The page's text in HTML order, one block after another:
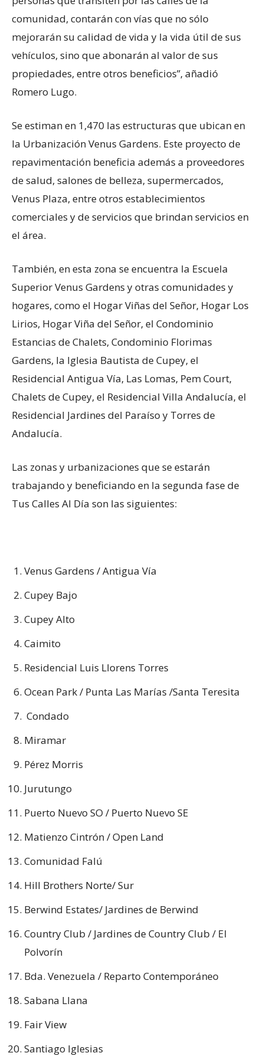
comunidad, contarán con vías que no sólo
mejorarán su calidad de vida y la vida útil de sus
vehículos, sino que abonarán al valor de sus
propiedades, entre otros beneficios”, añadió
Romero Lugo.
Se estiman en 1,470 las estructuras que ubican en
la Urbanización Venus Gardens. Este proyecto de
repavimentación beneficia además a proveedores
de salud, salones de belleza, supermercados,
Venus Plaza, entre otros establecimientos
comerciales y de servicios que brindan servicios en
el área.
También, en esta zona se encuentra la Escuela
Superior Venus Gardens y otras comunidades y
hogares, como el Hogar Viñas del Señor, Hogar Los
Lirios, Hogar Viña del Señor, el Condominio
Estancias de Chalets, Condominio Florimas
Gardens, la Iglesia Bautista de Cupey, el
Residencial Antigua Vía, Las Lomas, Pem Court,
Chalets de Cupey, el Residencial Villa Andalucía, el
Residencial Jardines del Paraíso y Torres de
Andalucía.
Las zonas y urbanizaciones que se estarán
trabajando y beneficiando en la segunda fase de
Tus Calles Al Día son las siguientes:
Venus Gardens / Antigua Vía
Cupey Bajo
Cupey Alto
Caimito
Residencial Luis Llorens Torres
Ocean Park / Punta Las Marías /Santa Teresita
Condado
Miramar
Pérez Morris
Jurutungo
Puerto Nuevo SO / Puerto Nuevo SE
Matienzo Cintrón / Open Land
Comunidad Falú
Hill Brothers Norte/ Sur
Berwind Estates/ Jardines de Berwind
Country Club / Jardines de Country Club / El
Polvorín
Bda. Venezuela / Reparto Contemporáneo
Sabana Llana
Fair View
Santiago Iglesias